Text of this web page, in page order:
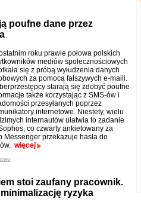
poufne dane przez
roku prawie połowa polskich
mediów społecznościowych
się z próbą wyłudzenia danych
za pomocą fałszywych e-maili.
starają się zdobyć poufne
także korzystając z SMS-ów i
przesyłanych poprzez
internetowe. Niestety, wielu
internautów ułatwia to zadanie
co czwarty ankietowany za
przekazuje hasła do
więcej
stoi zaufany pracownik.
ryzyka